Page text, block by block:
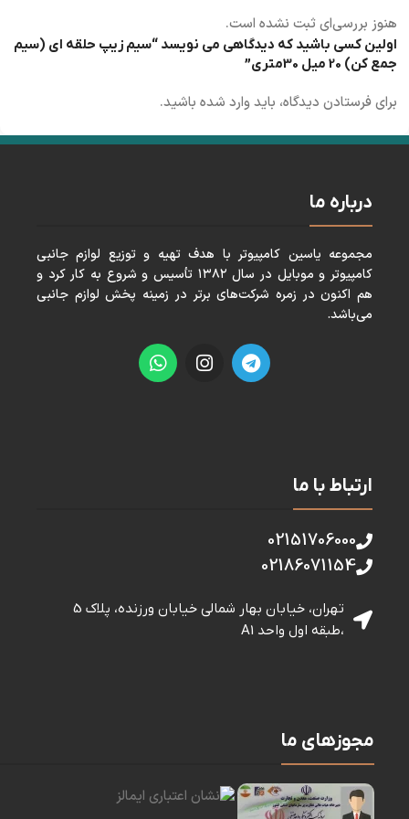
هنوز بررسی‌ای ثبت نشده است.
اولین کسی باشید که دیدگاهی می نویسد “سیم زیپ حلقه ای (سیم
جمع کن) 20 میل 30متری”
برای فرستادن دیدگاه، بایدوارد شده باشید.
درباره ما
مجموعه ياسين كامپيوتر با هدف تهيه و توزيع لوازم جانبی
كامپيوتر و موبايل در سال ١٣٨٢ تأسيس و شروع به كار كرد و
هم اكنون در زمره شركت‌های برتر در زمينه پخش لوازم جانبی
می‌باشد.
ارتباط با ما
02151706000
02186071154
تهران، خیابان بهار شمالی خيابان ورزنده، پلاک 5
،طبقه اول واحد A1
مجوزهای ما